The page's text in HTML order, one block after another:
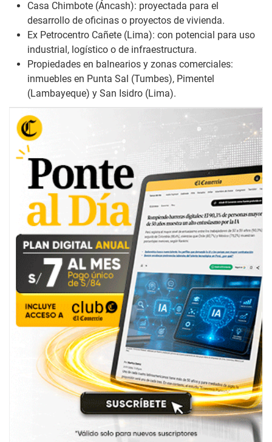
Casa Chimbote (Áncash): proyectada para el
desarrollo de oficinas o proyectos de vivienda.
Ex Petrocentro Cañete (Lima): con potencial para uso
industrial, logístico o de infraestructura.
Propiedades en balnearios y zonas comerciales:
inmuebles en Punta Sal (Tumbes), Pimentel
(Lambayeque) y San Isidro (Lima).